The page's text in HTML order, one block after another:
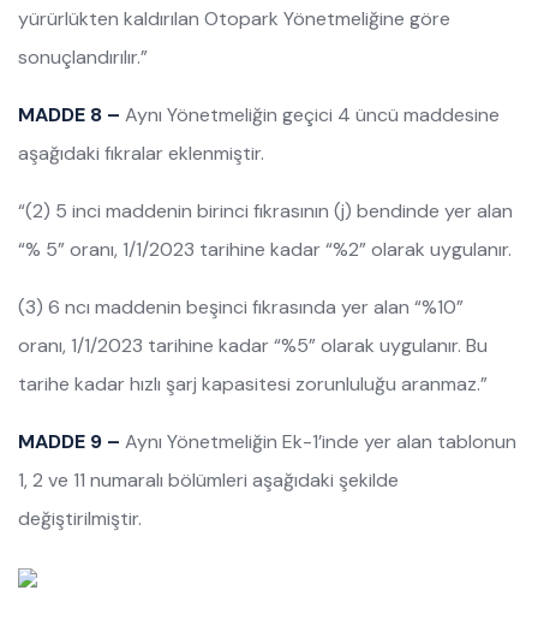
yürürlükten kaldırılan Otopark Yönetmeliğine göre
sonuçlandırılır.”
MADDE 8 – Aynı Yönetmeliğin geçici 4 üncü maddesine
aşağıdaki fıkralar eklenmiştir.
“(2) 5 inci maddenin birinci fıkrasının (j) bendinde yer alan
“% 5” oranı, 1/1/2023 tarihine kadar “%2” olarak uygulanır.
(3) 6 ncı maddenin beşinci fıkrasında yer alan “%10”
oranı, 1/1/2023 tarihine kadar “%5” olarak uygulanır. Bu
tarihe kadar hızlı şarj kapasitesi zorunluluğu aranmaz.”
MADDE 9 – Aynı Yönetmeliğin Ek-1’inde yer alan tablonun
1, 2 ve 11 numaralı bölümleri aşağıdaki şekilde
değiştirilmiştir.